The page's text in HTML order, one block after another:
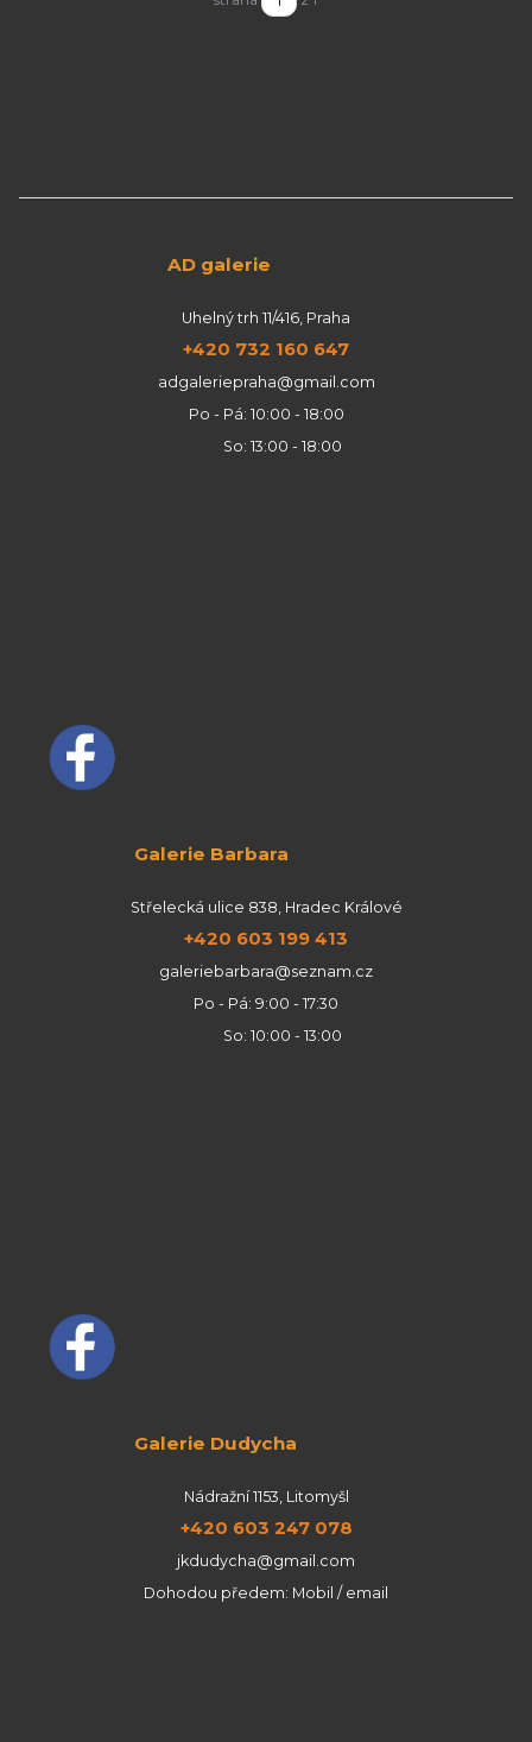
AD galerie
Uhelný trh 11/416, Praha
+420 732 160 647
adgaleriepraha@gmail.com
Po - Pá: 10:00 - 18:00
So: 13:00 - 18:00
Galerie Barbara
Střelecká ulice 838, Hradec Králové
+420 603 199 413
galeriebarbara@seznam.cz
Po - Pá: 9:00 - 17:30
So: 10:00 - 13:00
Galerie Dudycha
Nádražní 1153, Litomyšl
+420 603 247 078
jkdudycha@gmail.com
Dohodou předem: Mobil / email